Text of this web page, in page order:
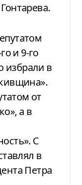
и 9-го
избрали в
от
а в
С
в
Петра